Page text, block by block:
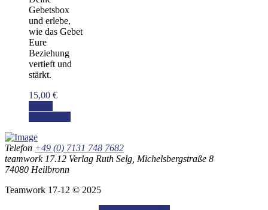
Gebetsbox
und erlebe,
wie das Gebet
Eure
Beziehung
vertieft und
stärkt.
15,00 €
Telefon +49 (0) 7131 748 7682
teamwork 17.12 Verlag Ruth Selg, Michelsbergstraße 8
74080 Heilbronn
Teamwork 17-12 © 2025